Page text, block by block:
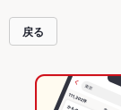
トペッパーグルメをご
戻る